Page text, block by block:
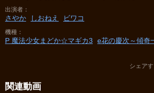
出演者
さやか しおねえ ビワコ
機種
P 魔法少女まどか☆マギカ3 e花の慶次～傾奇
シェア
関連動画